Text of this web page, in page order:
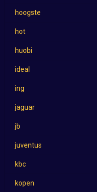
hoogste
hot
huobi
ideal
ing
jaguar
jb
juventus
kbc
kopen